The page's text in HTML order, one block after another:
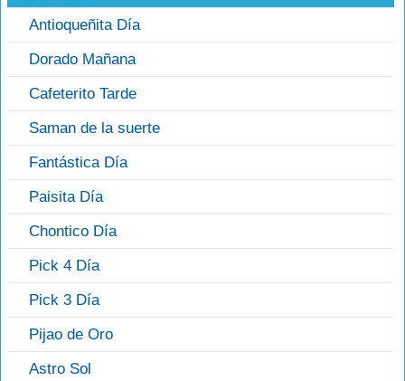
Antioqueñita Día
Dorado Mañana
Cafeterito Tarde
Saman de la suerte
Fantástica Día
Paisita Día
Chontico Día
Pick 4 Día
Pick 3 Día
Pijao de Oro
Astro Sol